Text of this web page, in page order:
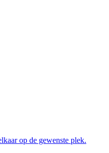
op de gewenste plek.